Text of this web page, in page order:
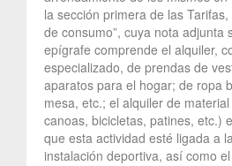
la sección primera de las Tarifas,
de consumo”, cuya nota adjunta
epígrafe comprende el alquiler,
especializado, de prendas de
aparatos para el hogar; de ropa
mesa, etc.; el alquiler de
canoas, bicicletas, patines, etc.)
que esta actividad esté ligada a
instalación deportiva, así como